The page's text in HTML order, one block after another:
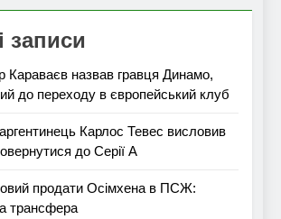
записи
Караваєв назвав гравця Динамо,
до переходу в європейський клуб
Карлос Тевес висловив
до Серії А
продати Осімхена в ПСЖ:
трансфера